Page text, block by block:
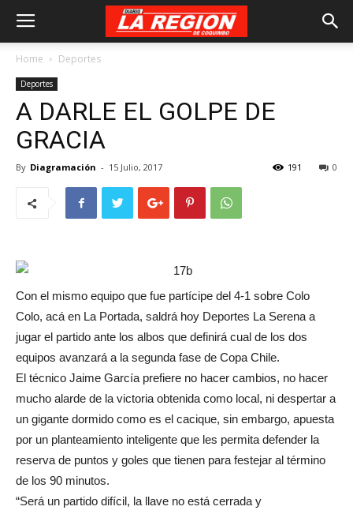
Home Deportes
Deportes
A DARLE EL GOLPE DE
GRACIA
By Diagramación - 15 Julio, 2017 0
191
Con el mismo equipo que fue partícipe del 4-1 sobre Colo
Colo, acá en La Portada, saldrá hoy Deportes La Serena a
jugar el partido ante los albos que definirá cual de los dos
equipos avanzará a la segunda fase de Copa Chile.
El técnico Jaime García prefiere no hacer cambios, no hacer
mucho alarde de la victoria obtenida como local, ni despertar a
un gigante dormido como es el cacique, sin embargo, apuesta
por un planteamiento inteligente que les permita defender la
reserva de puntos y goles que tienen para festejar al término
de los 90 minutos.
“Será un partido difícil, la llave no está cerrada y